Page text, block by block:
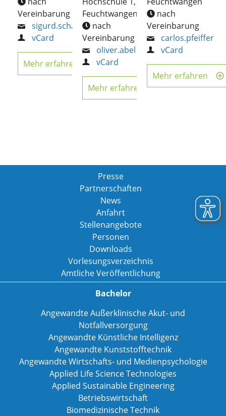
Vereinbarung
sigurd.schacht
vCard
Mehr erfahren
Feuchtwangen)
nach
Vereinbarung
oliver.abel
vCard
Mehr erfahren
nach
Vereinbarung
carlos.pfeiffer
vCard
Mehr erfahren
Presse
Partnerschaften
News
Anfahrt
Stellenangebote
Personen
Downloads
Vorlesungsverzeichnis
Amtliche Veröffentlichung
Bachelor
Angewandte Außerklinische Akut- und
Notfallversorgung
Angewandte Künstliche Intelligenz
Angewandte Kunststofftechnik
Angewandte Wirtschafts- und Medienpsychologie
Applied Life Science Technologies
Applied Sustainable Engineering
Betriebswirtschaft
Biomedizinische Technik